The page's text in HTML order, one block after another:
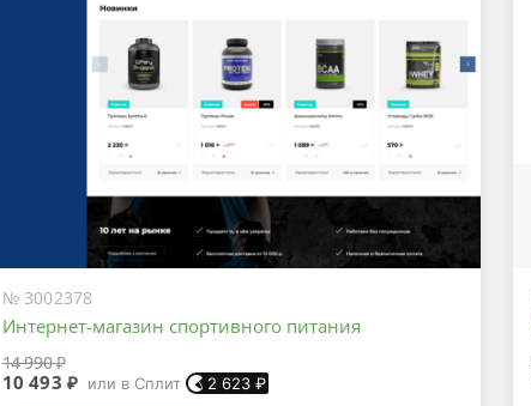
№ 3002378
Интернет-магазин спортивного питания
14 990 ₽
10 493 ₽ или в Сплит 2 623 ₽